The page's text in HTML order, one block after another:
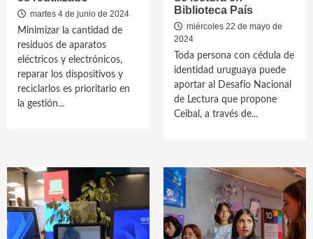
martes 4 de junio de 2024
Minimizar la cantidad de
residuos de aparatos
eléctricos y electrónicos,
reparar los dispositivos y
reciclarlos es prioritario en
la gestión...
Biblioteca País
miércoles 22 de mayo de
2024
Toda persona con cédula de
identidad uruguaya puede
aportar al Desafío Nacional
de Lectura que propone
Ceibal, a través de...